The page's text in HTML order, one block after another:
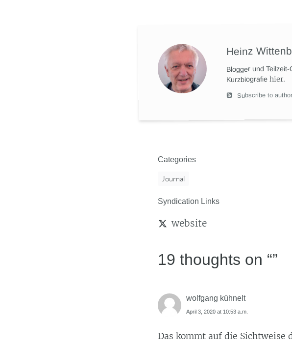
Heinz
Blogger und
Kurzbiografiehier.
Subscribe to
Categories
Journal
Syndication Links
website
19 thoughts on “”
wolfgang kühnelt
April 3, 2020 at 10:53 a.m.
Das kommt auf die Sichtweise